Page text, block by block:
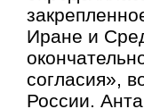
Иране и
согласия»,
России.